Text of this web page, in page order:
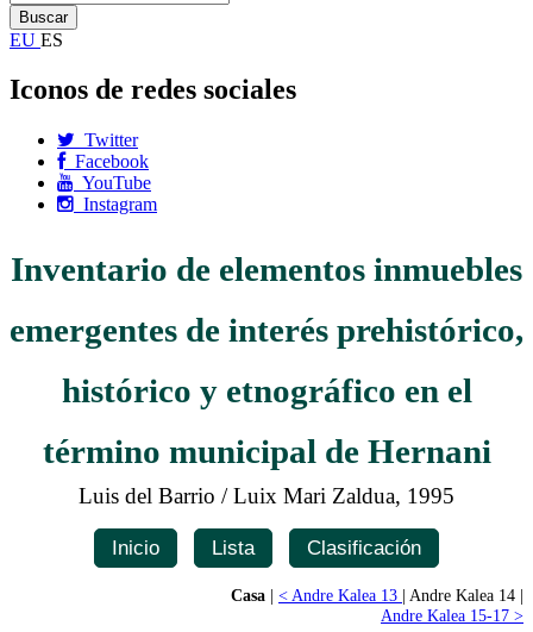
EU ES
Iconos de redes sociales
Twitter
Facebook
YouTube
Instagram
Inventario de elementos inmuebles
emergentes de interés prehistórico,
histórico y etnográfico en el
término municipal de Hernani
Luis del Barrio / Luix Mari Zaldua, 1995
Inicio Lista Clasificación
Casa | < Andre Kalea 13 | Andre Kalea 14 |
Andre Kalea 15-17 >